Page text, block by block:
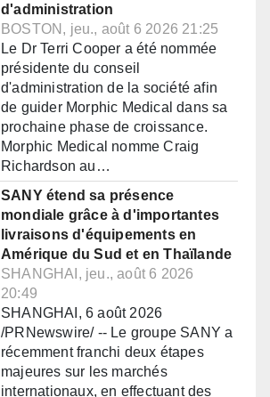
d'administration
BOSTON, jeu., août 6 2026 21:25
Le Dr Terri Cooper a été nommée
présidente du conseil
d'administration de la société afin
de guider Morphic Medical dans sa
prochaine phase de croissance.
Morphic Medical nomme Craig
Richardson au…
SANY étend sa présence
mondiale grâce à d'importantes
livraisons d'équipements en
Amérique du Sud et en Thaïlande
SHANGHAI, jeu., août 6 2026
20:49
SHANGHAI, 6 août 2026
/PRNewswire/ -- Le groupe SANY a
récemment franchi deux étapes
majeures sur les marchés
internationaux, en effectuant des